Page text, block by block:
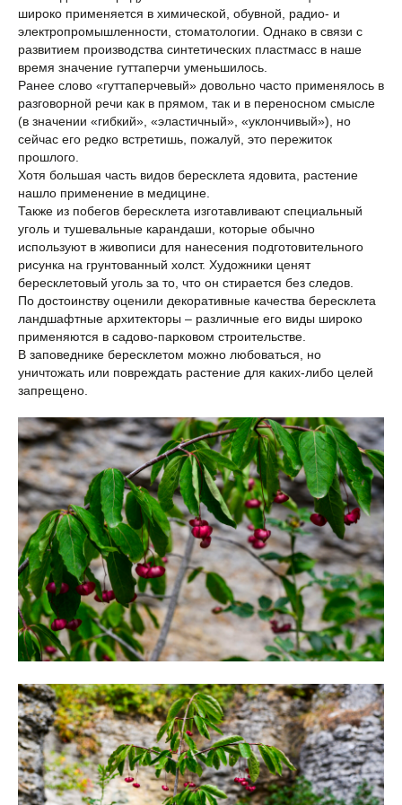
широко применяется в химической, обувной, радио- и
электропромышленности, стоматологии. Однако в связи с
развитием производства синтетических пластмасс в наше
время значение гуттаперчи уменьшилось.
Ранее слово «гуттаперчевый» довольно часто применялось в
разговорной речи как в прямом, так и в переносном смысле
(в значении «гибкий», «эластичный», «уклончивый»), но
сейчас его редко встретишь, пожалуй, это пережиток
прошлого.
Хотя большая часть видов бересклета ядовита, растение
нашло применение в медицине.
Также из побегов бересклета изготавливают специальный
уголь и тушевальные карандаши, которые обычно
используют в живописи для нанесения подготовительного
рисунка на грунтованный холст. Художники ценят
бересклетовый уголь за то, что он стирается без следов.
По достоинству оценили декоративные качества бересклета
ландшафтные архитекторы – различные его виды широко
применяются в садово-парковом строительстве.
В заповеднике бересклетом можно любоваться, но
уничтожать или повреждать растение для каких-либо целей
запрещено.